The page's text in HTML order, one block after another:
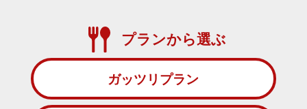
プランから選ぶ
ガッツリプラン